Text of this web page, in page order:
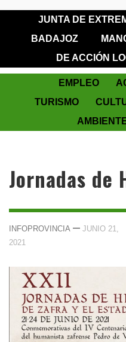
JUNTA DE
BADAJOZ
DE ACCIÓN
EMPLEO
TURISMO
Jornadas de
INFOPROVINCIA — JUNIO 21,
2021